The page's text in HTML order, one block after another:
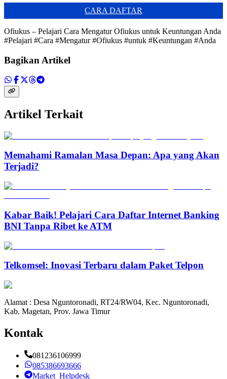
CARA DAFTAR
Ofiukus – Pelajari Cara Mengatur Ofiukus untuk Keuntungan Anda
#Pelajari #Cara #Mengatur #Ofiukus #untuk #Keuntungan #Anda
Bagikan Artikel
Artikel Terkait
Memahami Ramalan Masa Depan: Apa yang Akan
Terjadi?
Kabar Baik! Pelajari Cara Daftar Internet Banking
BNI Tanpa Ribet ke ATM
Telkomsel: Inovasi Terbaru dalam Paket Telpon
Alamat : Desa Nguntoronadi, RT24/RW04, Kec. Nguntoronadi,
Kab. Magetan, Prov. Jawa Timur
Kontak
081236106999
085386693666
Market_Helpdesk